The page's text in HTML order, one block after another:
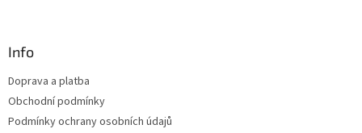
Info
Doprava a platba
Obchodní podmínky
Podmínky ochrany osobních údajů